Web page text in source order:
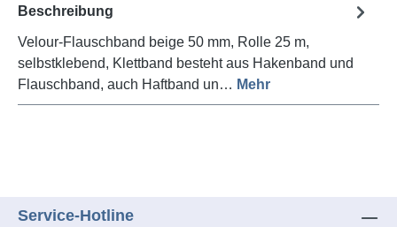
Beschreibung
Velour-Flauschband beige 50 mm, Rolle 25 m,
selbstklebend, Klettband besteht aus Hakenband und
Flauschband, auch Haftband un… Mehr
Service-Hotline